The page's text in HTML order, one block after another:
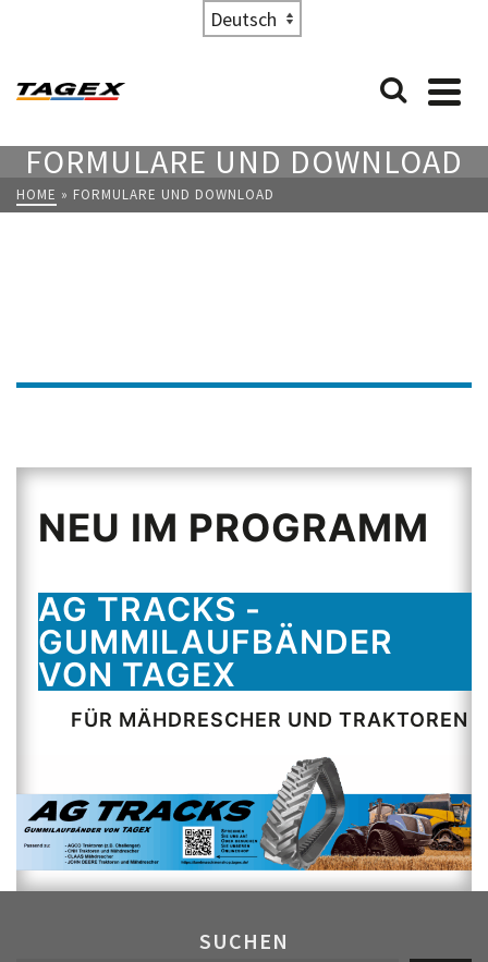
Choose
a
FORMULARE UND DOWNLOAD
HOME » FORMULARE UND DOWNLOAD
NEU IM PROGRAMM
AG TRACKS -
GUMMILAUFBÄNDER
VON TAGEX
FÜR MÄHDRESCHER UND TRAKTOREN
SUCHEN